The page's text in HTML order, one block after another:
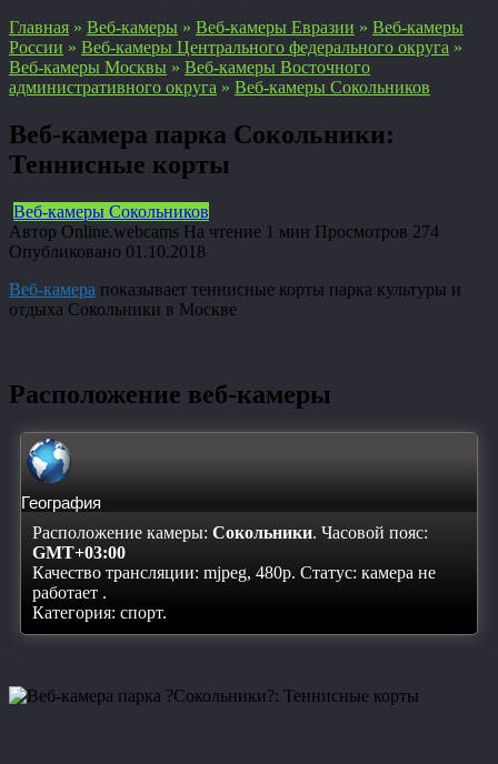
Главная » Веб-камеры » Веб-камеры Евразии » Веб-камеры
России » Веб-камеры Центрального федерального округа »
Веб-камеры Москвы » Веб-камеры Восточного
административного округа » Веб-камеры Сокольников
Веб-камера парка Сокольники:
Теннисные корты
Веб-камеры Сокольников
Автор Online.webcams На чтение 1 мин Просмотров 274
Опубликовано 01.10.2018
Веб-камера показывает теннисные корты парка культуры и
отдыха Сокольники в Москве
Расположение веб-камеры
География
Расположение камеры: Сокольники. Часовой пояс:
GMT+03:00
Качество трансляции: mjpeg, 480p. Статус: камера не
работает .
Категория: спорт.